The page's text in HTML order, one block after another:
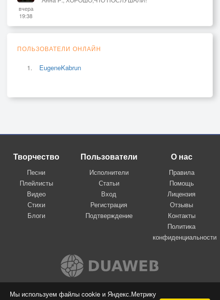
Мы используем файлы cookie и Яндекс.Метрику
вчера
19:38
ПОЛЬЗОВАТЕЛИ ОНЛАЙН
EugeneKabrun
Творчество
Песни
Плейлисты
Видео
Стихи
Блоги
Пользователи
Исполнители
Статьи
Вход
Регистрация
Подтверждение
О нас
Правила
Помощь
Лицензия
Отзывы
Контакты
Политика
конфиденциальности
Вконтакте